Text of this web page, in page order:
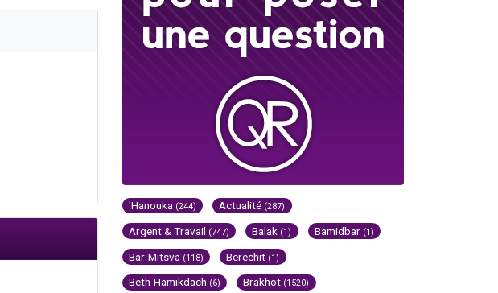
'Hanouka (244) Actualité (287)
Argent & Travail (747) Balak (1) Bamidbar (1)
Bar-Mitsva (118) Berechit (1)
Beth-Hamikdach (6) Brakhot (1520)